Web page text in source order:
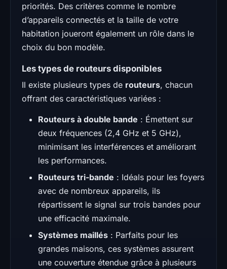
priorités. Des critères comme le nombre
d’appareils connectés et la taille de votre
habitation joueront également un rôle dans le
choix du bon modèle.
Les types de routeurs disponibles
Il existe plusieurs types de routeurs, chacun
offrant des caractéristiques variées :
Routeurs à double bande : Émettent sur
deux fréquences (2,4 GHz et 5 GHz),
minimisant les interférences et améliorant
les performances.
Routeurs tri-bande : Idéals pour les foyers
avec de nombreux appareils, ils
répartissent le signal sur trois bandes pour
une efficacité maximale.
Systèmes maillés : Parfaits pour les
grandes maisons, ces systèmes assurent
une couverture étendue grâce à plusieurs